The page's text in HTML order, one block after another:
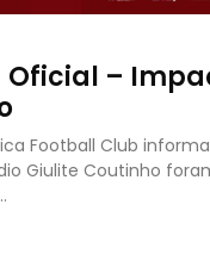
Oficial –
Football Club
Giulite Coutinho